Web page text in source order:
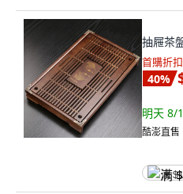
抽屜茶
首購折
40%
明天 8/
酷澎直售
满